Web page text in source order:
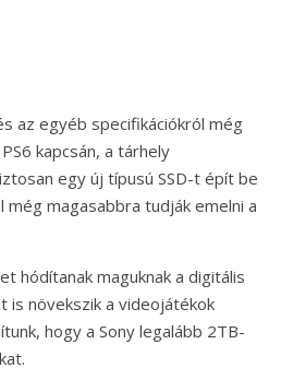
az egyéb specifikációkról még
kapcsán, a tárhely
egy új típusú SSD-t épít be
még magasabbra tudják emelni a
hódítanak maguknak a digitális
is növekszik a videojátékok
hogy a Sony legalább 2TB-